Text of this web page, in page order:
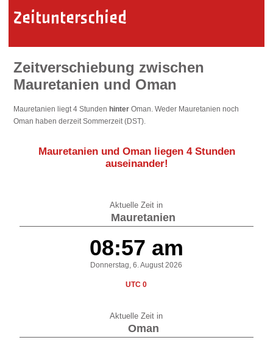
Zeitunterschied
Zeitverschiebung zwischen
Mauretanien und Oman
Mauretanien liegt 4 Stundenhinter Oman. Weder Mauretanien noch
Oman haben derzeit Sommerzeit (DST).
Mauretanien und Oman liegen 4 Stunden
auseinander!
Aktuelle Zeit in
Mauretanien
08:57 am
Donnerstag, 6. August 2026
UTC 0
Aktuelle Zeit in
Oman